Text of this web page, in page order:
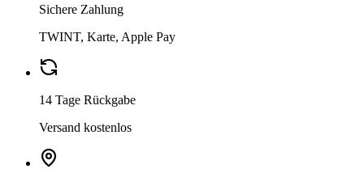
Sichere Zahlung
TWINT, Karte, Apple Pay
14 Tage Rückgabe
Versand kostenlos